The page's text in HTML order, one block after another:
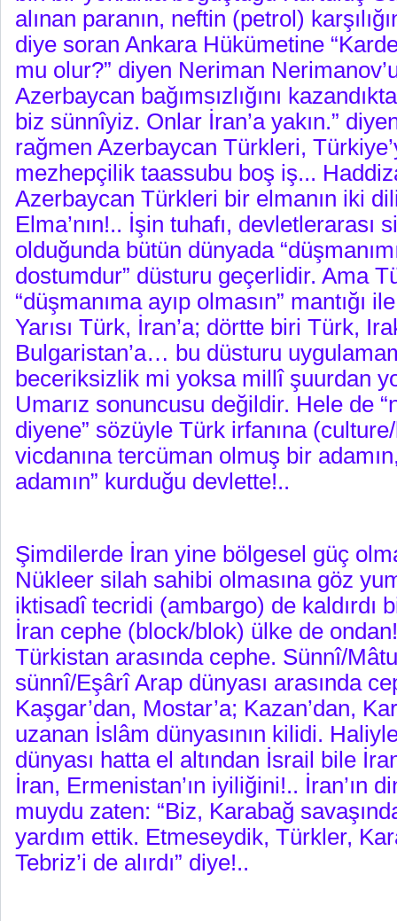
alınan paranın, neftin (petrol)
diye soran Ankara Hükümetine
mu olur?” diyen Neriman
Azerbaycan bağımsızlığını
biz sünnîyiz. Onlar İran’a yakın.”
rağmen Azerbaycan Türkleri,
mezhepçilik taassubu boş iş...
Azerbaycan Türkleri bir elmanın iki
Elma’nın!.. İşin tuhafı, devletlerarası
olduğunda bütün dünyada
dostumdur” düsturu geçerlidir. Ama
“düşmanıma ayıp olmasın” mantığı
Yarısı Türk, İran’a; dörtte biri Türk,
Bulgaristan’a… bu düsturu
beceriksizlik mi yoksa millî şuurdan
Umarız sonuncusu değildir. Hele de
diyene” sözüyle Türk irfanına
vicdanına tercüman olmuş bir
adamın” kurduğu devlette!..
Şimdilerde İran yine bölgesel güç
Nükleer silah sahibi olmasına göz
iktisadî tecridi (ambargo) de kaldırdı
İran cephe (block/blok) ülke de
Türkistan arasında cephe. Sünnî/
sünnî/Eşârî Arap dünyası arasında
Kaşgar’dan, Mostar’a; Kazan’dan,
uzanan İslâm dünyasının kilidi.
dünyası hatta el altından İsrail bile
İran, Ermenistan’ın iyiliğini!.. İran’ın
muydu zaten: “Biz, Karabağ
yardım ettik. Etmeseydik, Türkler,
Tebriz’i de alırdı” diye!..